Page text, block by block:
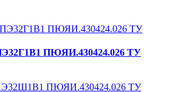
ПЮЯИ.430424.026 ТУ